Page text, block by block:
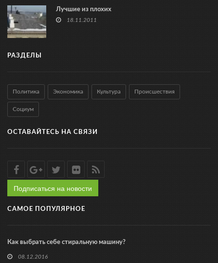
Лучшие из плохих
18.11.2011
РАЗДЕЛЫ
Политика Экономика Культура Происшествия
Социум
ОСТАВАЙТЕСЬ НА СВЯЗИ
Подписаться на новости
САМОЕ ПОПУЛЯРНОЕ
Как выбрать себе стиральную машину?
08.12.2016